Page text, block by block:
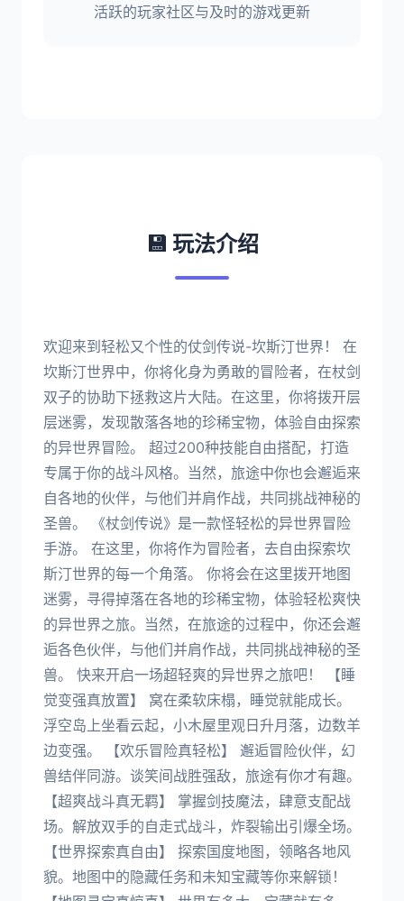
活跃的玩家社区与及时的游戏更新
💾 玩法介绍
欢迎来到轻松又个性的仗剑传说-坎斯汀世界！ 在
坎斯汀世界中，你将化身为勇敢的冒险者，在杖剑
双子的协助下拯救这片大陆。在这里，你将拨开层
层迷雾，发现散落各地的珍稀宝物，体验自由探索
的异世界冒险。 超过200种技能自由搭配，打造
专属于你的战斗风格。当然，旅途中你也会邂逅来
自各地的伙伴，与他们并肩作战，共同挑战神秘的
圣兽。 《杖剑传说》是一款怪轻松的异世界冒险
手游。 在这里，你将作为冒险者，去自由探索坎
斯汀世界的每一个角落。 你将会在这里拨开地图
迷雾，寻得掉落在各地的珍稀宝物，体验轻松爽快
的异世界之旅。当然，在旅途的过程中，你还会邂
逅各色伙伴，与他们并肩作战，共同挑战神秘的圣
兽。 快来开启一场超轻爽的异世界之旅吧！ 【睡
觉变强真放置】 窝在柔软床榻，睡觉就能成长。
浮空岛上坐看云起，小木屋里观日升月落，边数羊
边变强。 【欢乐冒险真轻松】 邂逅冒险伙伴，幻
兽结伴同游。谈笑间战胜强敌，旅途有你才有趣。
【超爽战斗真无羁】 掌握剑技魔法，肆意支配战
场。解放双手的自走式战斗，炸裂输出引爆全场。
【世界探索真自由】 探索国度地图，领略各地风
貌。地图中的隐藏任务和未知宝藏等你来解锁！